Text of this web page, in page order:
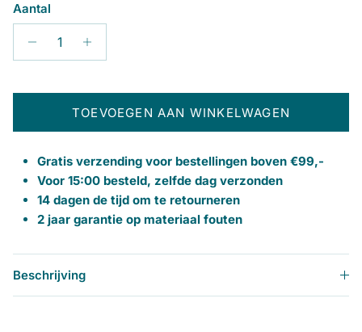
Aantal
TOEVOEGEN AAN WINKELWAGEN
Gratis verzending voor bestellingen boven €99,-
Voor 15:00 besteld, zelfde dag verzonden
14 dagen de tijd om te retourneren
2 jaar garantie op materiaal fouten
Beschrijving